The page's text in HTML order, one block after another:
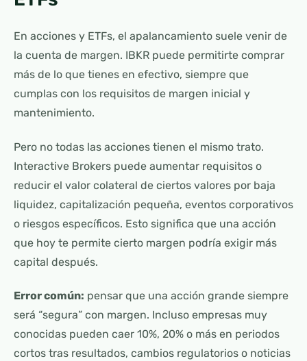
En acciones y ETFs, el apalancamiento suele venir de
la cuenta de margen. IBKR puede permitirte comprar
más de lo que tienes en efectivo, siempre que
cumplas con los requisitos de margen inicial y
mantenimiento.
Pero no todas las acciones tienen el mismo trato.
Interactive Brokers puede aumentar requisitos o
reducir el valor colateral de ciertos valores por baja
liquidez, capitalización pequeña, eventos corporativos
o riesgos específicos. Esto significa que una acción
que hoy te permite cierto margen podría exigir más
capital después.
Error común: pensar que una acción grande siempre
será “segura” con margen. Incluso empresas muy
conocidas pueden caer 10%, 20% o más en periodos
cortos tras resultados, cambios regulatorios o noticias